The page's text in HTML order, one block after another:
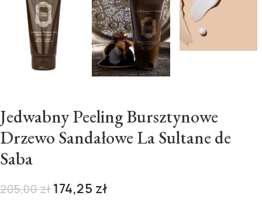
Jedwabny Peeling Bursztynowe
Drzewo Sandałowe La Sultane de
Saba
205,00zł 174,25 zł